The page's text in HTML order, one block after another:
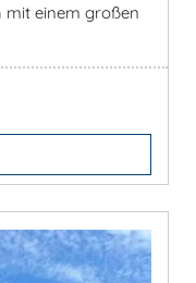
mit einem großen